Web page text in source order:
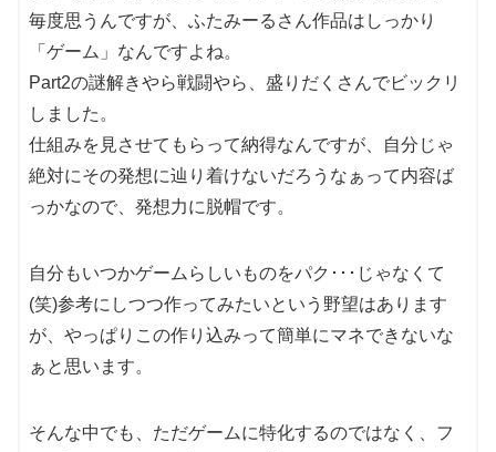
毎度思うんですが、ふたみーるさん作品はしっかり
「ゲーム」なんですよね。
Part2の謎解きやら戦闘やら、盛りだくさんでビックリ
しました。
仕組みを見させてもらって納得なんですが、自分じゃ
絶対にその発想に辿り着けないだろうなぁって内容ば
っかなので、発想力に脱帽です。
自分もいつかゲームらしいものをパク･･･じゃなくて
(笑)参考にしつつ作ってみたいという野望はあります
が、やっぱりこの作り込みって簡単にマネできないな
ぁと思います。
そんな中でも、ただゲームに特化するのではなく、フ